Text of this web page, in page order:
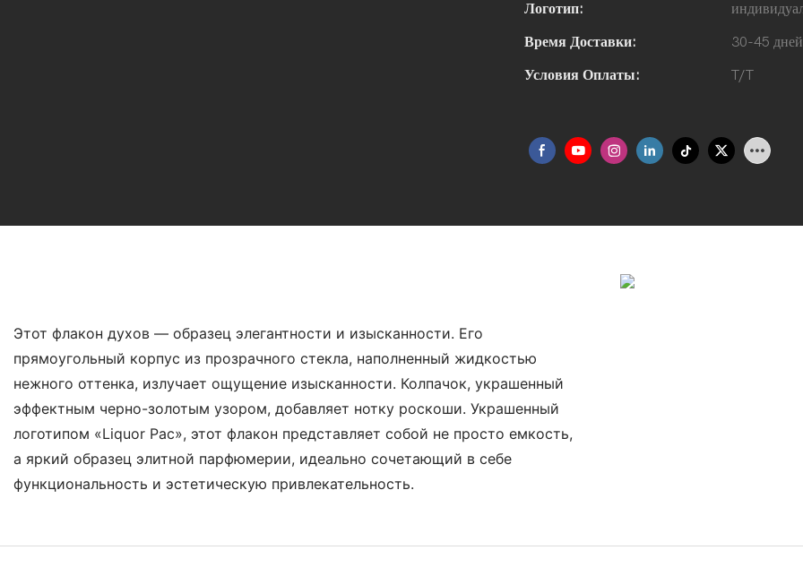
Логотип:
Время Доставки: 30-45 дней
Условия Оплаты: T/T
Этот флакон духов — образец элегантности и изысканности. Его
прямоугольный корпус из прозрачного стекла, наполненный жидкостью
нежного оттенка, излучает ощущение изысканности. Колпачок, украшенный
эффектным черно-золотым узором, добавляет нотку роскоши. Украшенный
логотипом «Liquor Pac», этот флакон представляет собой не просто емкость,
а яркий образец элитной парфюмерии, идеально сочетающий в себе
функциональность и эстетическую привлекательность.